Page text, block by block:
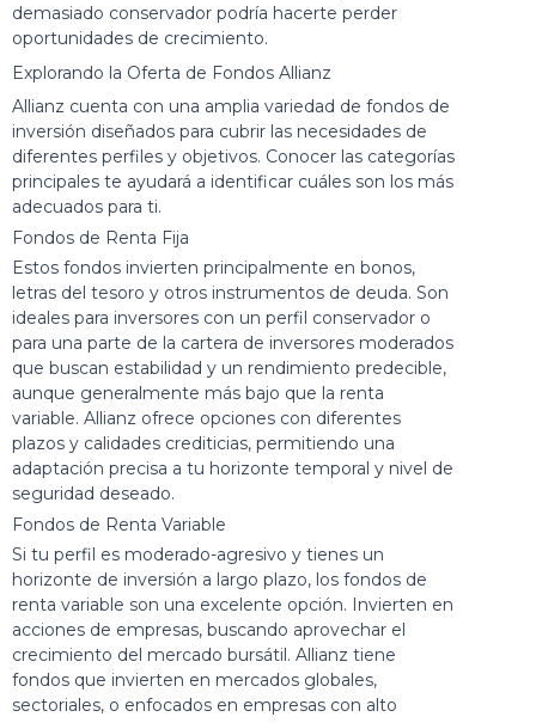
demasiado conservador podría hacerte perder
oportunidades de crecimiento.
Explorando la Oferta de Fondos Allianz
Allianz cuenta con una amplia variedad de fondos de
inversión diseñados para cubrir las necesidades de
diferentes perfiles y objetivos. Conocer las categorías
principales te ayudará a identificar cuáles son los más
adecuados para ti.
Fondos de Renta Fija
Estos fondos invierten principalmente en bonos,
letras del tesoro y otros instrumentos de deuda. Son
ideales para inversores con un perfil conservador o
para una parte de la cartera de inversores moderados
que buscan estabilidad y un rendimiento predecible,
aunque generalmente más bajo que la renta
variable. Allianz ofrece opciones con diferentes
plazos y calidades crediticias, permitiendo una
adaptación precisa a tu horizonte temporal y nivel de
seguridad deseado.
Fondos de Renta Variable
Si tu perfil es moderado-agresivo y tienes un
horizonte de inversión a largo plazo, los fondos de
renta variable son una excelente opción. Invierten en
acciones de empresas, buscando aprovechar el
crecimiento del mercado bursátil. Allianz tiene
fondos que invierten en mercados globales,
sectoriales, o enfocados en empresas con alto